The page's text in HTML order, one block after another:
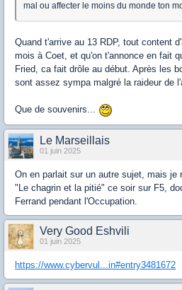
mal ou affecter le moins du monde ton
Quand t'arrive au 13 RDP, tout content
mois à Coet, et qu'on t'annonce en fait
Fried, ca fait drôle au début. Après les
sont assez sympa malgré la raideur de
Que de souvenirs...
Le Marseillais
01 juin 2025
On en parlait sur un autre sujet, mais je
"Le chagrin et la pitié" ce soir sur F5,
Ferrand pendant l'Occupation.
Very Good Eshvili
01 juin 2025
https://www.cybervul...in#entry3481672